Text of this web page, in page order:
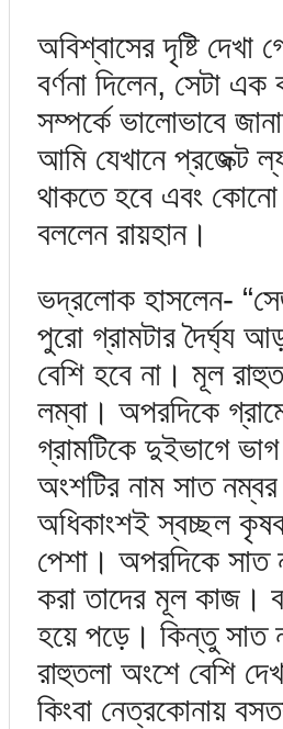
অবিশ্বাসের দৃষ্টি
বর্ণনা দিলেন, সেটা
সম্পর্কে ভালোভাবে
আমি যেখানে প্রজেক্ট
থাকতে হবে এবং কোনো
বললেন রায়হান।
ভদ্রলোক হাসলেন-
পুরো গ্রামটার দৈর্ঘ্য
বেশি হবে না। মূল
লম্বা। অপরদিকে
গ্রামটিকে দুইভাগে
অংশটির নাম সাত
অধিকাংশই স্বচ্ছল
পেশা। অপরদিকে সাত
করা তাদের মূল কাজ।
হয়ে পড়ে। কিন্তু সাত
রাহুতলা অংশে বেশি
কিংবা নেত্রকোনায়